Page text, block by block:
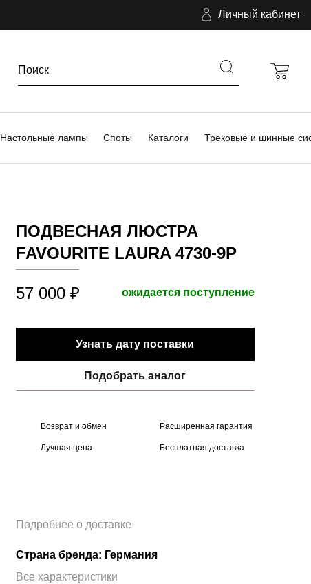
Личный кабинет
Настольные лампы Споты Каталоги Трековые и шинные
ПОДВЕСНАЯ ЛЮСТРА
FAVOURITE LAURA 4730-9P
57 000 ₽ ожидается поступление
Узнать дату поставки
Подобрать аналог
Возврат и обмен Расширенная гарантия
Лучшая цена Бесплатная доставка
Подробнее о доставке
Страна бренда: Германия
Все характеристики